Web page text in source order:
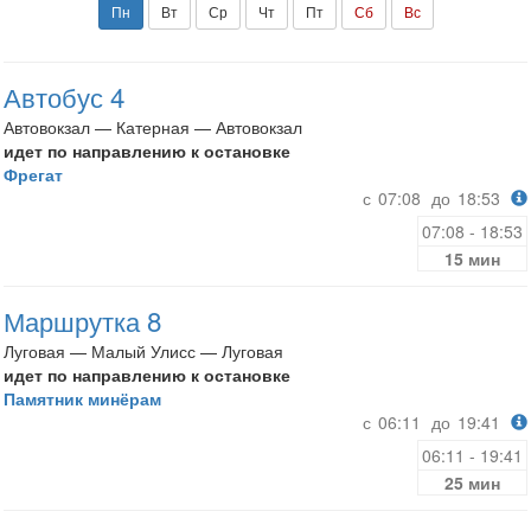
Пн Вт Ср Чт Пт Сб Вс
Автобус 4
Автовокзал — Катерная — Автовокзал
идет по направлению к остановке
Фрегат
с 07:08 до 18:53
07:08 - 18:53
15 мин
Маршрутка 8
Луговая — Малый Улисс — Луговая
идет по направлению к остановке
Памятник минёрам
с 06:11 до 19:41
06:11 - 19:41
25 мин